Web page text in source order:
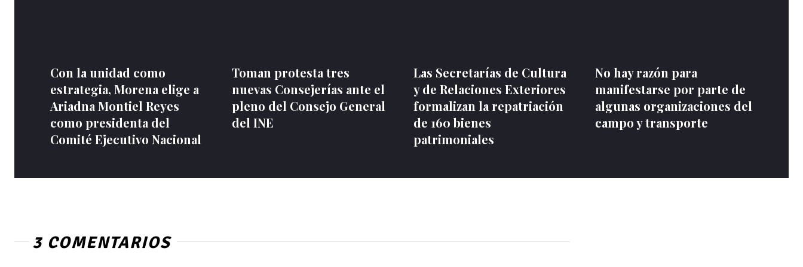
Con la unidad como
estrategia, Morena elige a
Ariadna Montiel Reyes
como presidenta del
Comité Ejecutivo Nacional
Toman protesta tres
nuevas Consejerías ante el
pleno del Consejo General
del INE
Las Secretarías de Cultura
y de Relaciones Exteriores
formalizan la repatriación
de 160 bienes
patrimoniales
No hay razón para
manifestarse por parte de
algunas organizaciones del
campo y transporte
3 COMENTARIOS